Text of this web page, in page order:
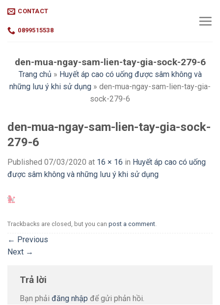
content
CONTACT
0899515538
den-mua-ngay-sam-lien-tay-gia-sock-279-6
Trang chủ » Huyết áp cao có uống được sâm không và
những lưu ý khi sử dụng » den-mua-ngay-sam-lien-tay-gia-
sock-279-6
den-mua-ngay-sam-lien-tay-gia-sock-
279-6
Published 07/03/2020 at 16 × 16 in Huyết áp cao có uống
được sâm không và những lưu ý khi sử dụng
Trackbacks are closed, but you can post a comment.
← Previous
Next →
Trả lời
Bạn phải đăng nhập để gửi phản hồi.